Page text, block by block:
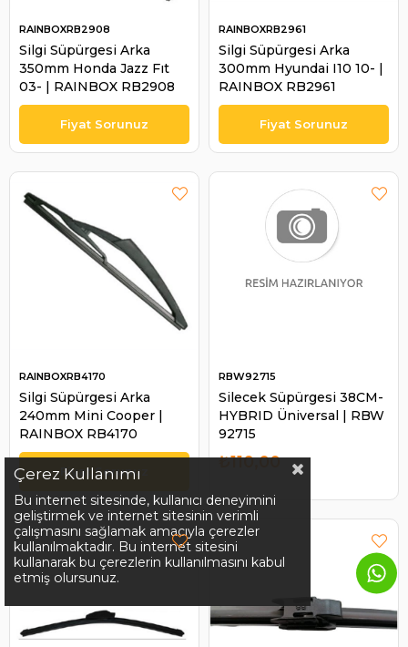
Silgi Süpürgesi Arka
350mm Honda Jazz Fıt
03- | RAINBOX RB2908
RAINBOXRB2908
Silgi Süpürgesi Arka
300mm Hyundai I10 10- |
RAINBOX RB2961
RAINBOXRB2961
Silgi Süpürgesi Arka
240mm Mini Cooper |
RAINBOX RB4170
RAINBOXRB4170
Silecek Süpürgesi 38CM-
HYBRID Üniversal | RBW
92715
RBW92715
₺110,00
Çerez Kullanımı
Bu internet sitesinde, kullanıcı deneyimini
geliştirmek ve internet sitesinin verimli
çalışmasını sağlamak amacıyla çerezler
kullanılmaktadır. Bu internet sitesini
kullanarak bu çerezlerin kullanılmasını kabul
etmiş olursunuz.